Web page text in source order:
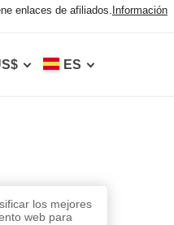
enlaces de afiliados. Información
ES
los mejores
web para